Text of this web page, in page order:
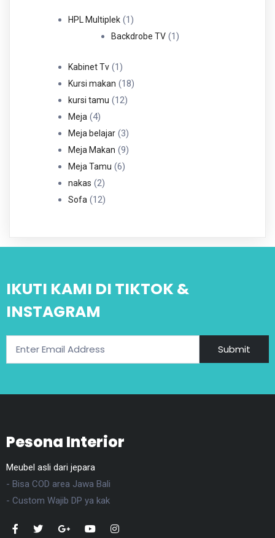
HPL Multiplek 11
Produk
Backdrobe TV 11
Kabinet Tv 11
Produk
Kursi makan 1818
kursi tamu 1212
Meja 44
Produk
Meja belajar 33
Produk
Meja Makan 99
Meja Tamu 66
nakas 22
Produk
Sofa 1212
IKUTI KAMI DI TIKTOK &
INSTAGRAM
Submit
Pesona Interior
Meubel asli dari jepara
- Bisa COD area Jawa Bali
- Custom Wajib DP ya kak